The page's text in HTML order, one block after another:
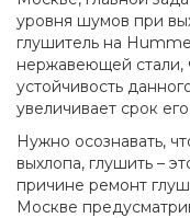
уровня шумов при
глушитель на
нержавеющей стали,
устойчивость
увеличивает срок
Нужно осознавать,
выхлопа, глушить –
причине ремонт
Москве